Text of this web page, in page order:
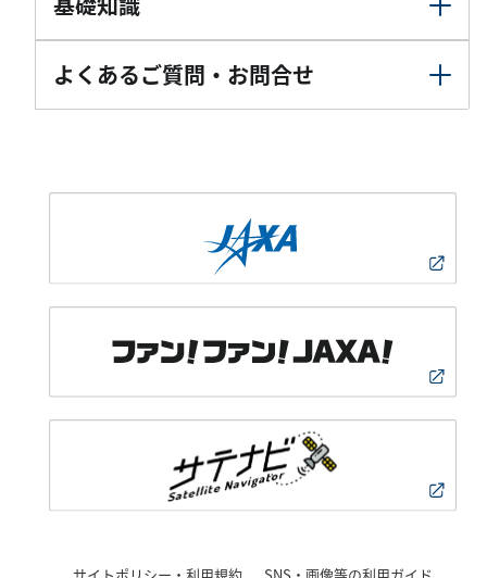
よくあるご質問・お問合せ
サイトポリシー・利用規約 SNS・画像等の利用ガイド